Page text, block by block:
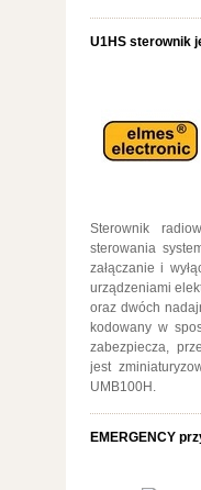
U1HS sterownik
Sterownik
sterowania
załączanie i
urządzeniami
oraz dwóch
kodowany w
zabezpiecza,
jest
UMB100H.
EMERGENCY